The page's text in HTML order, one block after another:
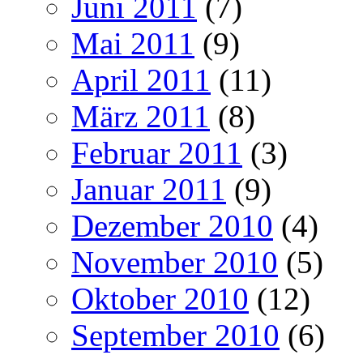
Mai 2011 (9)
April 2011 (11)
März 2011 (8)
Februar 2011 (3)
Januar 2011 (9)
Dezember 2010 (4)
November 2010 (5)
Oktober 2010 (12)
September 2010 (6)